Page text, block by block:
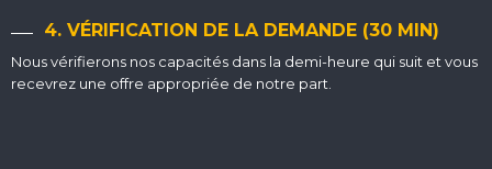
4. VÉRIFICATION DE LA DEMANDE (30 MIN)
Nous vérifierons nos capacités dans la demi-heure qui suit et vous
recevrez une offre appropriée de notre part.